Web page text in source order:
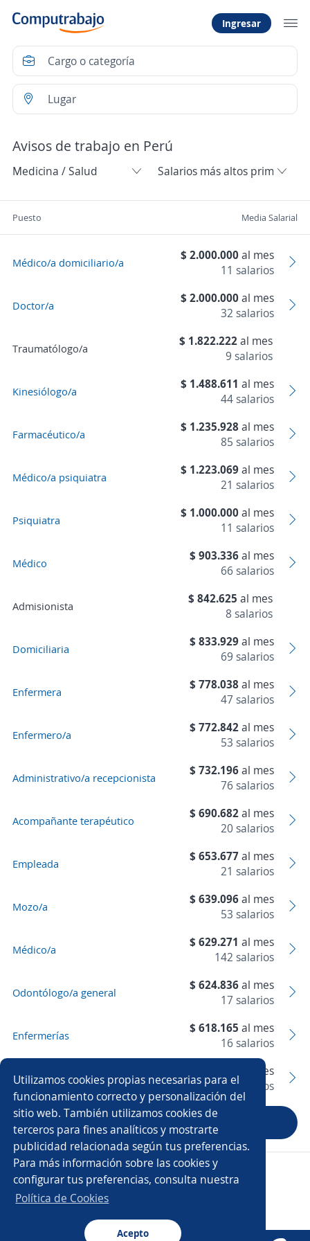
Utilizamos cookies propias necesarias para el
funcionamiento correcto y personalización del
sitio web. También utilizamos cookies de
terceros para fines analíticos y mostrarte
publicidad relacionada según tus preferencias.
Para más información sobre las cookies y
configurar tus preferencias, consulta nuestra
Política de Cookies
Acepto
Ingresar
Avisos de trabajo en Perú
Puesto Media Salarial
Médico/a domiciliario/a $ 2.000.000al mes
11 salarios
Doctor/a $ 2.000.000al mes
32 salarios
Traumatólogo/a $ 1.822.222al mes
9 salarios
Kinesiólogo/a $ 1.488.611 al mes
44 salarios
Farmacéutico/a $ 1.235.928 al mes
85 salarios
Médico/a psiquiatra $ 1.223.069al mes
21 salarios
Psiquiatra $ 1.000.000al mes
11 salarios
Médico $ 903.336al mes
66 salarios
Admisionista $ 842.625 al mes
8 salarios
Domiciliaria $ 833.929al mes
69 salarios
Enfermera $ 778.038 al mes
47 salarios
Enfermero/a $ 772.842al mes
53 salarios
Administrativo/a recepcionista $ 732.196al mes
76 salarios
Acompañante terapéutico $ 690.682al mes
20 salarios
Empleada $ 653.677al mes
21 salarios
Mozo/a $ 639.096al mes
53 salarios
Médico/a $ 629.271 al mes
142 salarios
Odontólogo/a general $ 624.836al mes
17 salarios
Enfermerías $ 618.165 al mes
16 salarios
Domiciliarias
al mes
10 salarios
Siguiente
Copyright 2014 - 2026 DGNET LTD.
Aviso legal / Privacidad